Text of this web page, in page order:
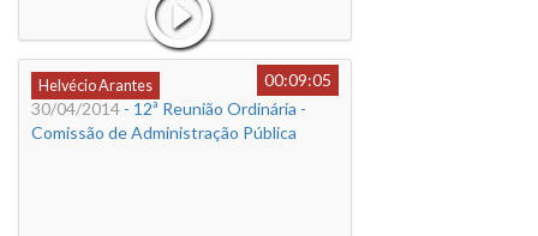
Helvécio Arantes
00:09:05
30/04/2014 - 12ª Reunião Ordinária -
Comissão de Administração Pública